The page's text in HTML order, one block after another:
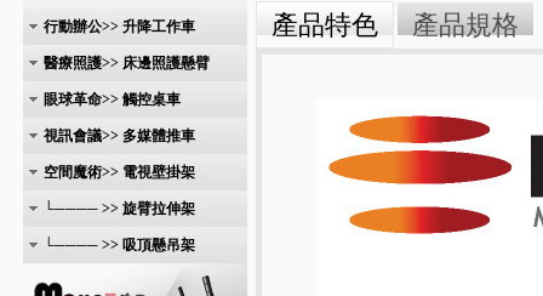
行動辦公>> 升降工作車
醫療照護>> 床邊照護懸臂
眼球革命>> 觸控桌車
視訊會議>> 多媒體推車
空間魔術>> 電視壁掛架
└──── >> 旋臂拉伸架
└──── >> 吸頂懸吊架
產品特色 產品規格